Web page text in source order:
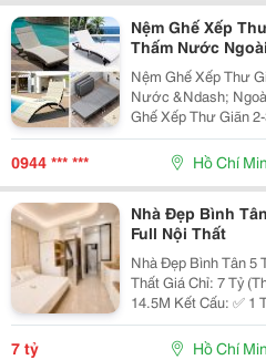
Nệm Ghế Xếp
Thấm Nước
Nệm Ghế Xếp Thư
Nước &Ndash; Ngoài
Ghế Xếp Thư Giãn
Nhiều Mẫu, Kích
Hợp Nhu Cầu Lựa
Bền Đẹp,...
0944 *** *** Hồ Chí
Nhà Đẹp Bình
Full Nội Thất
Nhà Đẹp Bình Tân 5
Thất Giá Chỉ: 7 Tỷ (Thương
14.5M Kết Cấu: ✅ 1 Trệt, 1 Lửng, 3 Lầu. ✅ 4Pn, 5Wc
(Có Thể Bố Trí 6Pn).
Thượng. Hẻm Xe
7 tỷ Hồ Chí